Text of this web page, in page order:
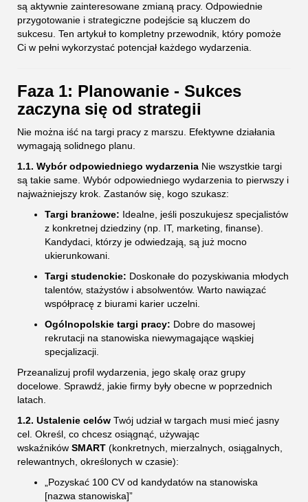
są aktywnie zainteresowane zmianą pracy. Odpowiednie
przygotowanie i strategiczne podejście są kluczem do
sukcesu. Ten artykuł to kompletny przewodnik, który pomoże
Ci w pełni wykorzystać potencjał każdego wydarzenia.
Faza 1: Planowanie - Sukces
zaczyna się od strategii
Nie można iść na targi pracy z marszu. Efektywne działania
wymagają solidnego planu.
1.1. Wybór odpowiedniego wydarzenia Nie wszystkie targi
są takie same. Wybór odpowiedniego wydarzenia to pierwszy i
najważniejszy krok. Zastanów się, kogo szukasz:
Targi branżowe: Idealne, jeśli poszukujesz specjalistów
z konkretnej dziedziny (np. IT, marketing, finanse).
Kandydaci, którzy je odwiedzają, są już mocno
ukierunkowani.
Targi studenckie: Doskonałe do pozyskiwania młodych
talentów, stażystów i absolwentów. Warto nawiązać
współpracę z biurami karier uczelni.
Ogólnopolskie targi pracy: Dobre do masowej
rekrutacji na stanowiska niewymagające wąskiej
specjalizacji.
Przeanalizuj profil wydarzenia, jego skalę oraz grupy
docelowe. Sprawdź, jakie firmy były obecne w poprzednich
latach.
1.2. Ustalenie celów Twój udział w targach musi mieć jasny
cel. Określ, co chcesz osiągnąć, używając
wskaźników SMART (konkretnych, mierzalnych, osiągalnych,
relewantnych, określonych w czasie):
„Pozyskać 100 CV od kandydatów na stanowiska
[nazwa stanowiska]”